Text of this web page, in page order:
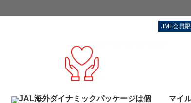
JAL海外ダイナミックパッケージは個
JMB会員
マイ